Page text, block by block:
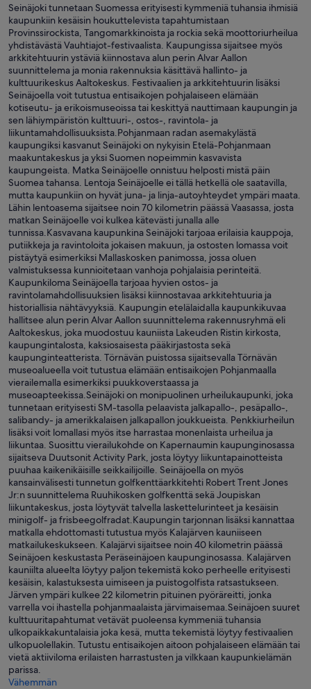
Seinäjoki tunnetaan Suomessa erityisesti kymmeniä tuhansia ihmisiä
kaupunkiin kesäisin houkuttelevista tapahtumistaan
Provinssirockista, Tangomarkkinoista ja rockia sekä moottoriurheilua
yhdistävästä Vauhtiajot-festivaalista. Kaupungissa sijaitsee myös
arkkitehtuurin ystäviä kiinnostava alun perin Alvar Aallon
suunnittelema ja monia rakennuksia käsittävä hallinto- ja
kulttuurikeskus Aaltokeskus. Festivaalien ja arkkitehtuurin lisäksi
Seinäjoella voit tutustua entisaikojen pohjalaiseen elämään
kotiseutu- ja erikoismuseoissa tai keskittyä nauttimaan kaupungin ja
sen lähiympäristön kulttuuri-, ostos-, ravintola- ja
liikuntamahdollisuuksista.Pohjanmaan radan asemakylästä
kaupungiksi kasvanut Seinäjoki on nykyisin Etelä-Pohjanmaan
maakuntakeskus ja yksi Suomen nopeimmin kasvavista
kaupungeista. Matka Seinäjoelle onnistuu helposti mistä päin
Suomea tahansa. Lentoja Seinäjoelle ei tällä hetkellä ole saatavilla,
mutta kaupunkiin on hyvät juna- ja linja-autoyhteydet ympäri maata.
Lähin lentoasema sijaitsee noin 70 kilometrin päässä Vaasassa, josta
matkan Seinäjoelle voi kulkea kätevästi junalla alle
tunnissa.Kasvavana kaupunkina Seinäjoki tarjoaa erilaisia kauppoja,
putiikkeja ja ravintoloita jokaisen makuun, ja ostosten lomassa voit
pistäytyä esimerkiksi Mallaskosken panimossa, jossa oluen
valmistuksessa kunnioitetaan vanhoja pohjalaisia perinteitä.
Kaupunkiloma Seinäjoella tarjoaa hyvien ostos- ja
ravintolamahdollisuuksien lisäksi kiinnostavaa arkkitehtuuria ja
historiallisia nähtävyyksiä. Kaupungin etelälaidalla kaupunkikuvaa
hallitsee alun perin Alvar Aallon suunnittelema rakennusryhmä eli
Aaltokeskus, joka muodostuu kauniista Lakeuden Ristin kirkosta,
kaupungintalosta, kaksiosaisesta pääkirjastosta sekä
kaupunginteatterista. Törnävän puistossa sijaitsevalla Törnävän
museoalueella voit tutustua elämään entisaikojen Pohjanmaalla
vierailemalla esimerkiksi puukkoverstaassa ja
museoapteekissa.Seinäjoki on monipuolinen urheilukaupunki, joka
tunnetaan erityisesti SM-tasolla pelaavista jalkapallo-, pesäpallo-,
salibandy- ja amerikkalaisen jalkapallon joukkueista. Penkkiurheilun
lisäksi voit lomallasi myös itse harrastaa monenlaista urheilua ja
liikuntaa. Suosittu vierailukohde on Kapernaumin kaupunginosassa
sijaitseva Duutsonit Activity Park, josta löytyy liikuntapainotteista
puuhaa kaikenikäisille seikkailijoille. Seinäjoella on myös
kansainvälisesti tunnetun golfkenttäarkkitehti Robert Trent Jones
Jr:n suunnittelema Ruuhikosken golfkenttä sekä Joupiskan
liikuntakeskus, josta löytyvät talvella laskettelurinteet ja kesäisin
minigolf- ja frisbeegolfradat.Kaupungin tarjonnan lisäksi kannattaa
matkalla ehdottomasti tutustua myös Kalajärven kauniiseen
matkailukeskukseen. Kalajärvi sijaitsee noin 40 kilometrin päässä
Seinäjoen keskustasta Peräseinäjoen kaupunginosassa. Kalajärven
kauniilta alueelta löytyy paljon tekemistä koko perheelle erityisesti
kesäisin, kalastuksesta uimiseen ja puistogolfista ratsastukseen.
Järven ympäri kulkee 22 kilometrin pituinen pyöräreitti, jonka
varrella voi ihastella pohjanmaalaista järvimaisemaa.Seinäjoen suuret
kulttuuritapahtumat vetävät puoleensa kymmeniä tuhansia
ulkopaikkakuntalaisia joka kesä, mutta tekemistä löytyy festivaalien
ulkopuolellakin. Tutustu entisaikojen aitoon pohjalaiseen elämään tai
vietä aktiiviloma erilaisten harrastusten ja vilkkaan kaupunkielämän
parissa.
Vähemmän